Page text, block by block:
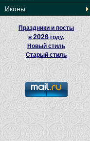
Иконы
Праздники и посты
в2026 году.
Новый стиль
Старый стиль